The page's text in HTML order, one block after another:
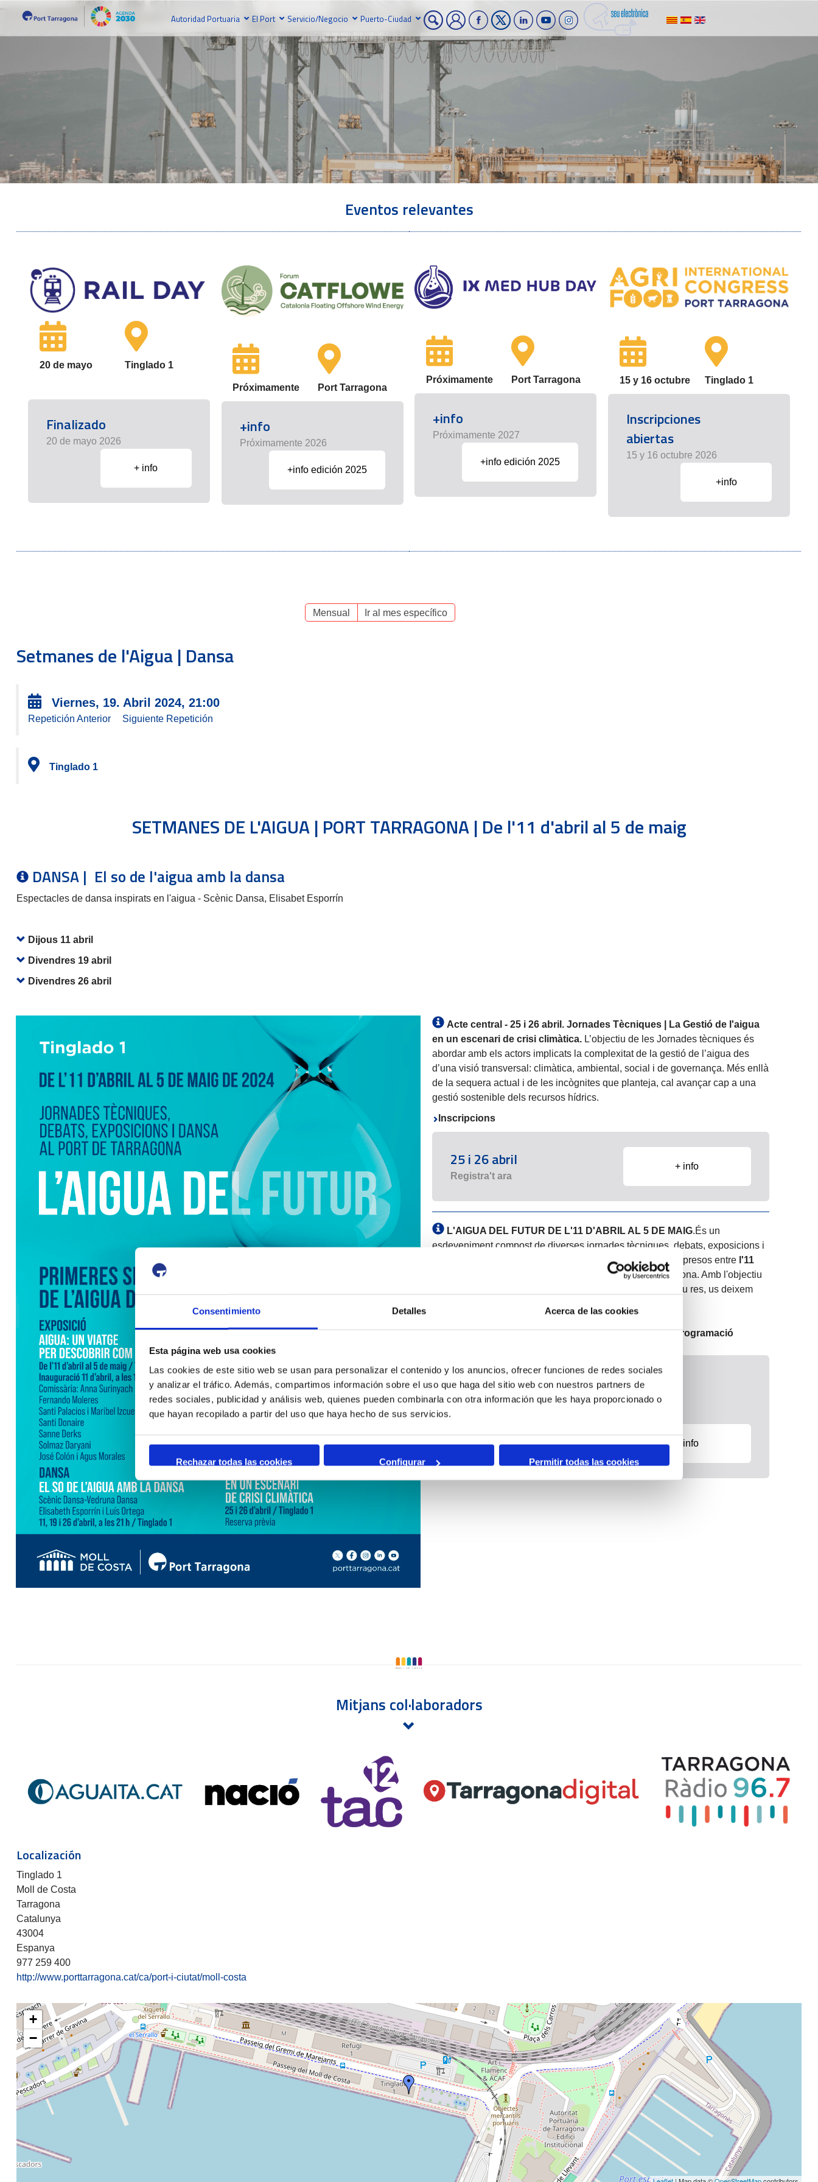
Consentimiento Detalles Acerca de las cookies
Esta página web usa cookies
Las cookies de este sitio web se usan para personalizar el contenido y los anuncios, ofrecer funciones de redes sociales
y analizar el tráfico. Además, compartimos información sobre el uso que haga del sitio web con nuestros partners de
redes sociales, publicidad y análisis web, quienes pueden combinarla con otra información que les haya proporcionado o
que hayan recopilado a partir del uso que haya hecho de sus servicios.
Rechazar todas las cookies Configurar Permitir todas las cookies
Autoridad Portuaria El Port Servicio/Negocio Puerto-Ciudad
Eventos relevantes
20 de mayo Tinglado 1
Finalizado
20 de mayo 2026
+ info
Próximamente Port Tarragona
+info
Próximamente 2026
+info edición 2025
Próximamente Port Tarragona
+info
Próximamente 2027
+info edición 2025
15 y 16 octubre Tinglado 1
Inscripciones
abiertas
15 y 16 octubre 2026
+info
Mensual Ir al mes específico
Setmanes de l'Aigua | Dansa
Viernes, 19. Abril 2024, 21:00
Repetición Anterior Siguiente Repetición
Tinglado 1
SETMANES DE L'AIGUA | PORT TARRAGONA | De l'11 d'abril al 5 de maig
DANSA | El so de l'aigua amb la dansa
Espectacles de dansa inspirats en l'aigua - Scènic Dansa, Elisabet Esporrín
Dijous 11 abril
Divendres 19 abril
Divendres 26 abril
Acte central - 25 i 26 abril. Jornades Tècniques | La Gestió de l'aigua
en un escenari de crisi climàtica.L’objectiu de les Jornades tècniques és
abordar amb els actors implicats la complexitat de la gestió de l’aigua des
d’una visió transversal: climàtica, ambiental, social i de governança. Més enllà
de la sequera actual i de les incògnites que planteja, cal avançar cap a una
gestió sostenible dels recursos hídrics.
Inscripcions
25 i 26 abril
Registra't ara
+ info
L'AIGUA DEL FUTUR DE L'11 D'ABRIL AL 5 DE MAIG.És un
esdeveniment compost de diverses jornades tècniques, debats, exposicions i
art al Port de Tarragona que tindrà lloc durant els dies compresos entrel'11
en diversos punts del Port de Tarragona. Amb l'objectiu
d'informar-vos sobre tota la programació i que no us perdeu res, us deixem
Pàgina oficial de les Setmanes de l'aigua- Agenda i programació
Pàgina oficial Primera edició Setmanes
de l'Aigua Port Tarragona
Més informació
+ info
Mitjans col·laboradors
Localización
Tinglado 1
Moll de Costa
Tarragona
Catalunya
43004
Espanya
977 259 400
http://www.porttarragona.cat/ca/port-i-ciutat/moll-costa
+
−